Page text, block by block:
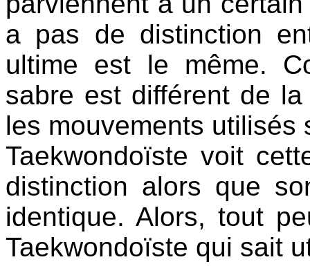
a pas de distinction
ultime est le même.
sabre est différent de
les mouvements utilisés
Taekwondoïste voit
distinction alors que
identique. Alors, tout
Taekwondoïste qui sait